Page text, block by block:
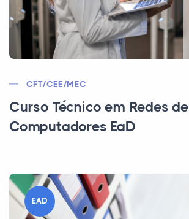
CFT/CEE/MEC
Curso Técnico em Redes de
Computadores EaD
EAD